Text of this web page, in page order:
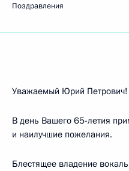
Поздравления
Уважаемый Юрий Петрович!
В день Вашего 65-летия
и наилучшие пожелания.
Блестящее владение